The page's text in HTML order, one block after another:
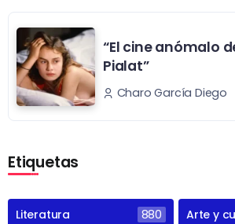
“El cine anómalo
Pialat”
Charo García Diego
Etiquetas
Literatura 880 Arte y